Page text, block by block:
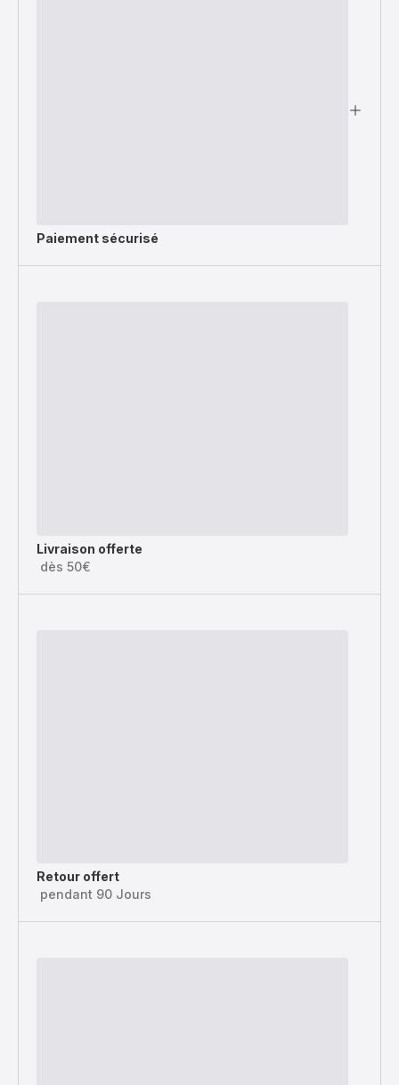
Paiement sécurisé
Livraison offerte
dès 50€
Retour offert
pendant 90 Jours